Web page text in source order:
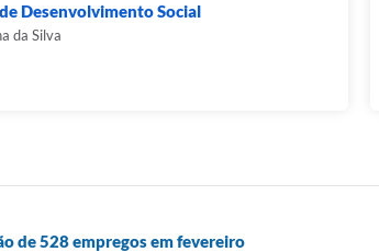
Desenvolvimento Social
da Silva
de 528 empregos em fevereiro